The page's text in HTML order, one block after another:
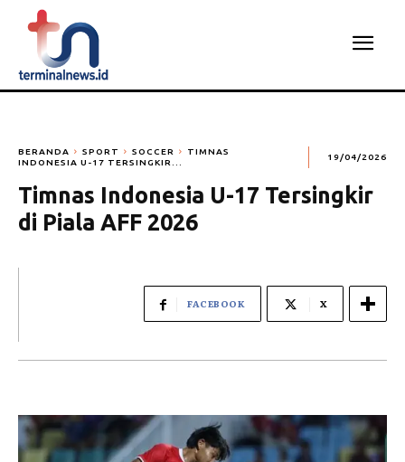
BERANDA SPORT SOCCER
TIMNAS
INDONESIA U-17 TERSINGKIR...
19/04/2026
Timnas Indonesia U-17 Tersingkir
di Piala AFF 2026
FACEBOOK X